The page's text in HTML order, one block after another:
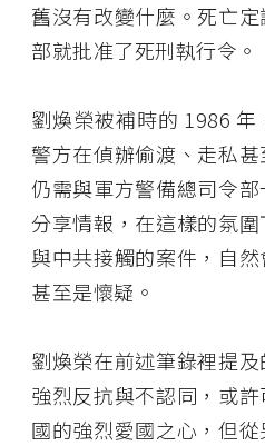
舊沒有改變什麼。死亡
部就批准了死刑執行令。
劉煥榮被補時的 1986 年
警方在偵辦偷渡、走私甚
仍需與軍方警備總司令
分享情報，在這樣的氛
與中共接觸的案件，自
甚至是懷疑。
劉煥榮在前述筆錄裡提
強烈反抗與不認同，或
國的強烈愛國之心，但